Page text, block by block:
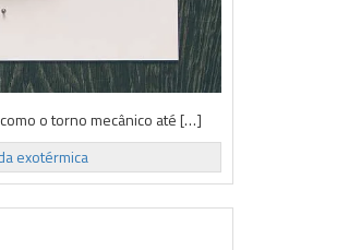
o torno mecânico até […]
exotérmica